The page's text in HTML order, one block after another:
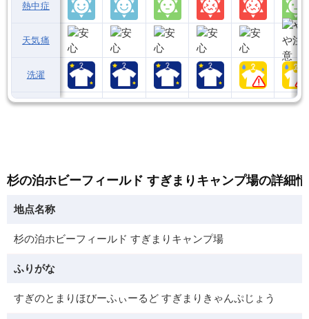
熱中症
天気痛
洗濯
杉の泊ホビーフィールド すぎまりキャンプ場の詳細
地点名称
杉の泊ホビーフィールド すぎまりキャンプ場
ふりがな
すぎのとまりほびーふぃーるど すぎまりきゃんぷじょう